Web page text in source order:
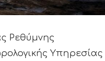
Ρεθύμνης
Υπηρεσίας